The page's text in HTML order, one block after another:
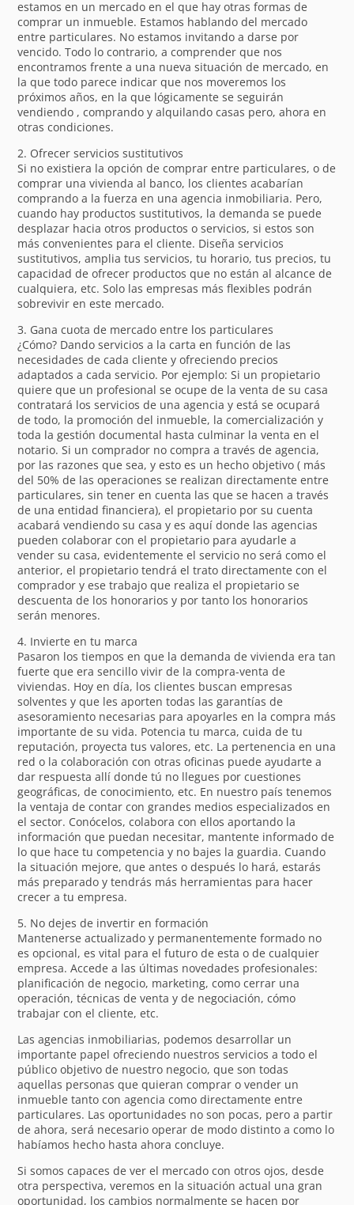
estamos en un mercado en el que hay otras formas de
comprar un inmueble. Estamos hablando del mercado
entre particulares. No estamos invitando a darse por
vencido. Todo lo contrario, a comprender que nos
encontramos frente a una nueva situación de mercado, en
la que todo parece indicar que nos moveremos los
próximos años, en la que lógicamente se seguirán
vendiendo , comprando y alquilando casas pero, ahora en
otras condiciones.
2. Ofrecer servicios sustitutivos
Si no existiera la opción de comprar entre particulares, o de
comprar una vivienda al banco, los clientes acabarían
comprando a la fuerza en una agencia inmobiliaria. Pero,
cuando hay productos sustitutivos, la demanda se puede
desplazar hacia otros productos o servicios, si estos son
más convenientes para el cliente. Diseña servicios
sustitutivos, amplia tus servicios, tu horario, tus precios, tu
capacidad de ofrecer productos que no están al alcance de
cualquiera, etc. Solo las empresas más flexibles podrán
sobrevivir en este mercado.
3. Gana cuota de mercado entre los particulares
¿Cómo? Dando servicios a la carta en función de las
necesidades de cada cliente y ofreciendo precios
adaptados a cada servicio. Por ejemplo: Si un propietario
quiere que un profesional se ocupe de la venta de su casa
contratará los servicios de una agencia y está se ocupará
de todo, la promoción del inmueble, la comercialización y
toda la gestión documental hasta culminar la venta en el
notario. Si un comprador no compra a través de agencia,
por las razones que sea, y esto es un hecho objetivo ( más
del 50% de las operaciones se realizan directamente entre
particulares, sin tener en cuenta las que se hacen a través
de una entidad financiera), el propietario por su cuenta
acabará vendiendo su casa y es aquí donde las agencias
pueden colaborar con el propietario para ayudarle a
vender su casa, evidentemente el servicio no será como el
anterior, el propietario tendrá el trato directamente con el
comprador y ese trabajo que realiza el propietario se
descuenta de los honorarios y por tanto los honorarios
serán menores.
4. Invierte en tu marca
Pasaron los tiempos en que la demanda de vivienda era tan
fuerte que era sencillo vivir de la compra-venta de
viviendas. Hoy en día, los clientes buscan empresas
solventes y que les aporten todas las garantías de
asesoramiento necesarias para apoyarles en la compra más
importante de su vida. Potencia tu marca, cuida de tu
reputación, proyecta tus valores, etc. La pertenencia en una
red o la colaboración con otras oficinas puede ayudarte a
dar respuesta allí donde tú no llegues por cuestiones
geográficas, de conocimiento, etc. En nuestro país tenemos
la ventaja de contar con grandes medios especializados en
el sector. Conócelos, colabora con ellos aportando la
información que puedan necesitar, mantente informado de
lo que hace tu competencia y no bajes la guardia. Cuando
la situación mejore, que antes o después lo hará, estarás
más preparado y tendrás más herramientas para hacer
crecer a tu empresa.
5. No dejes de invertir en formación
Mantenerse actualizado y permanentemente formado no
es opcional, es vital para el futuro de esta o de cualquier
empresa. Accede a las últimas novedades profesionales:
planificación de negocio, marketing, como cerrar una
operación, técnicas de venta y de negociación, cómo
trabajar con el cliente, etc.
Las agencias inmobiliarias, podemos desarrollar un
importante papel ofreciendo nuestros servicios a todo el
público objetivo de nuestro negocio, que son todas
aquellas personas que quieran comprar o vender un
inmueble tanto con agencia como directamente entre
particulares. Las oportunidades no son pocas, pero a partir
de ahora, será necesario operar de modo distinto a como lo
habíamos hecho hasta ahora concluye.
Si somos capaces de ver el mercado con otros ojos, desde
otra perspectiva, veremos en la situación actual una gran
oportunidad, los cambios normalmente se hacen por